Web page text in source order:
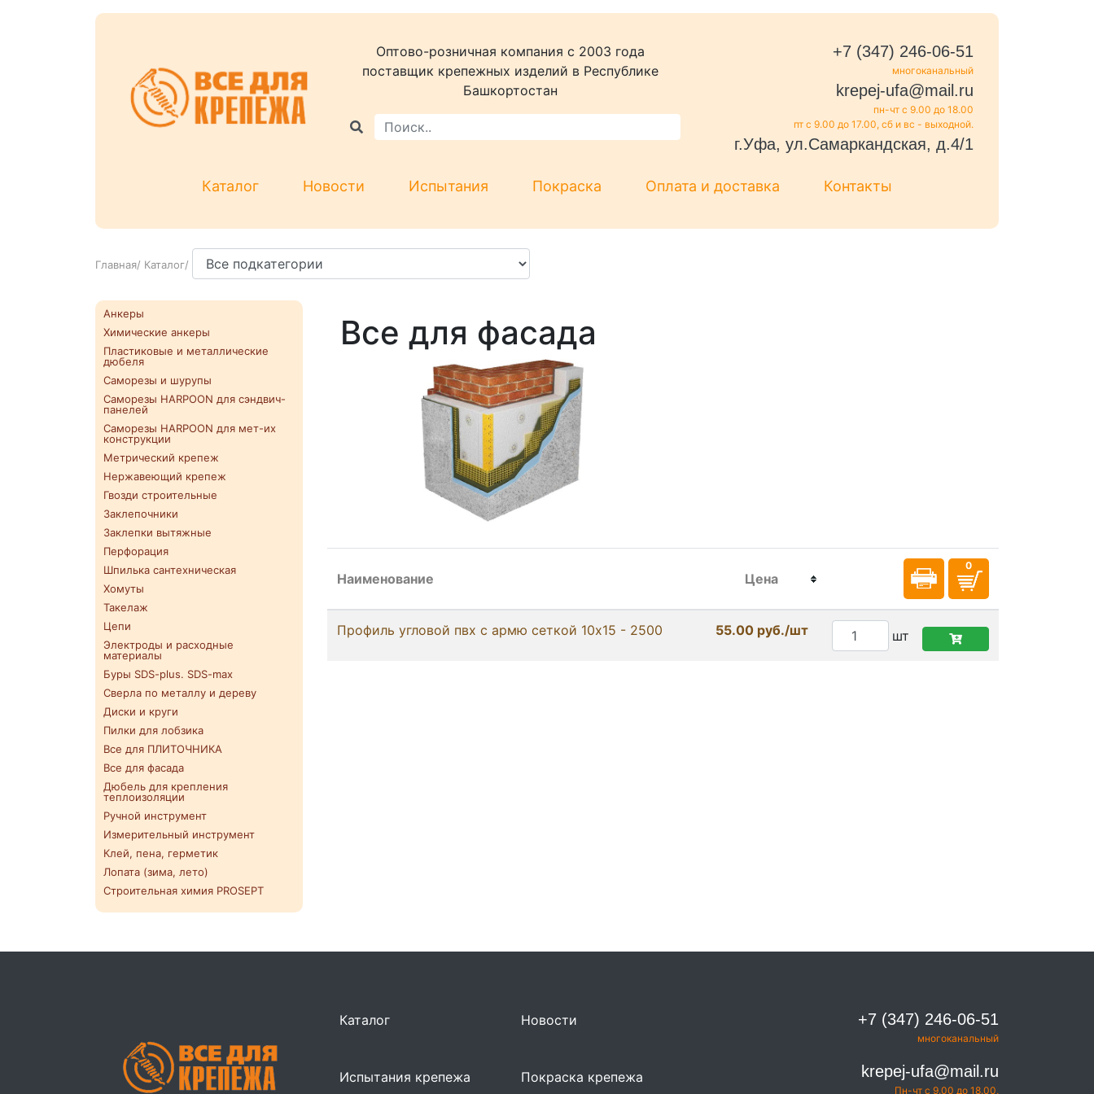
Оптово-розничная компания c 2003 года
поставщик крепежных изделий в Республике
Башкортостан
+7 (347) 246-06-51
многоканальный
krepej-ufa@mail.ru
пн-чт с 9.00 до 18.00
пт с 9.00 до 17.00, сб и вс - выходной.
г.Уфа, ул.Самаркандская, д.4/1
Каталог Новости Испытания Покраска Оплата и доставка Контакты
Главная/ Каталог/
Анкеры
Химические анкеры
Пластиковые и металлические
дюбеля
Саморезы и шурупы
Саморезы HARPOON для сэндвич-
панелей
Саморезы HARPOON для мет-их
конструкции
Метрический крепеж
Нержавеющий крепеж
Гвозди строительные
Заклепочники
Заклепки вытяжные
Перфорация
Шпилька сантехническая
Хомуты
Такелаж
Цепи
Электроды и расходные
материалы
Буры SDS-plus. SDS-max
Сверла по металлу и дереву
Диски и круги
Пилки для лобзика
Все для ПЛИТОЧНИКА
Все для фасада
Дюбель для крепления
теплоизоляции
Ручной инструмент
Измерительный инструмент
Клей, пена, герметик
Лопата (зима, лето)
Строительная химия PROSEPT
Все для фасада
Наименование Цена
Профиль угловой пвх с армю сеткой 10х15 - 2500 55.00 руб./шт шт
Каталог Новости
Испытания крепежа Покраска крепежа
+7 (347) 246-06-51
многоканальный
krepej-ufa@mail.ru
Пн-чт с 9.00 до 18.00,